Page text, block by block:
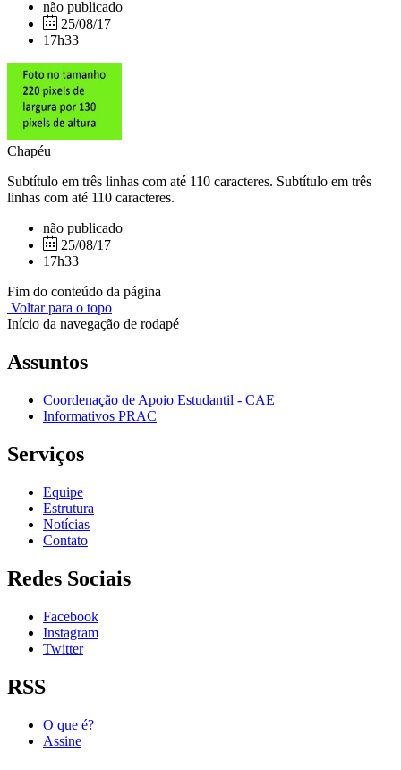
não publicado
25/08/17
17h33
Chapéu
Subtítulo em três linhas com até 110 caracteres. Subtítulo em três
linhas com até 110 caracteres.
não publicado
25/08/17
17h33
Fim do conteúdo da página
Voltar para o topo
Início da navegação de rodapé
Assuntos
Coordenação de Apoio Estudantil - CAE
Informativos PRAC
Serviços
Equipe
Estrutura
Notícias
Contato
Redes Sociais
Facebook
Instagram
Twitter
RSS
O que é?
Assine